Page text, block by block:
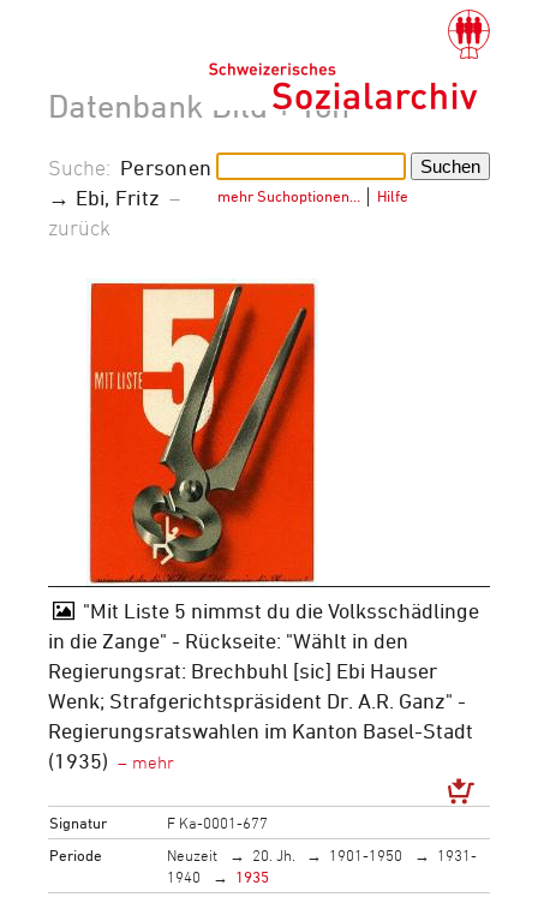
Datenbank Bild + Ton
mehr Suchoptionen… Hilfe
Suche: Personen
→ Ebi, Fritz –
zurück
"Mit Liste 5 nimmst du die Volksschädlinge
in die Zange" - Rückseite: "Wählt in den
Regierungsrat: Brechbuhl [sic] Ebi Hauser
Wenk; Strafgerichtspräsident Dr. A.R. Ganz" -
Regierungsratswahlen im Kanton Basel-Stadt
(1935)
Signatur
F Ka-0001-677
Periode
Neuzeit 20. Jh. 1901-1950
1931-
1940
1935